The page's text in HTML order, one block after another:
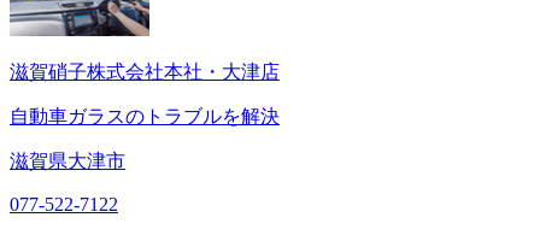
滋賀硝子株式会社本社・大津店
自動車ガラスのトラブルを解決
滋賀県大津市
077-522-7122